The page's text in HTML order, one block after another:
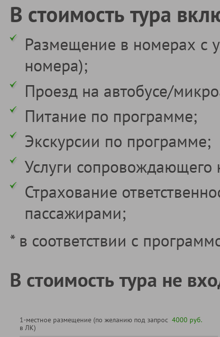
В стоимость тура
Размещение в номерах с
номера);
Проезд на автобусе/
Питание по программе;
Экскурсии по программе;
Услуги сопровождающего
Страхование
пассажирами;
* в соответствии с
В стоимость тура не
1-местное размещение (по желанию под запрос
в ЛК)
4000 руб.